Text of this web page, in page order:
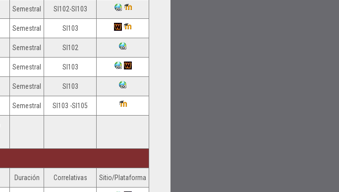
Semestral SI102-SI103
Semestral SI103
Semestral SI102
Semestral SI103
Semestral SI103
Semestral SI103 -SI105
Duración Correlativas Sitio/Plataforma